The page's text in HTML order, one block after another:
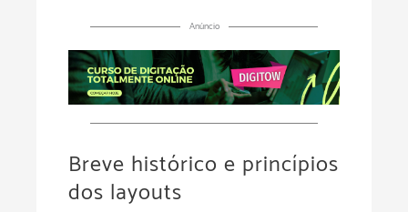
Anúncio
Breve histórico e princípios
dos layouts